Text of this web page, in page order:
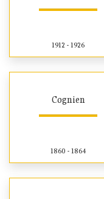
1912 - 1926
Cognien
1860 - 1864